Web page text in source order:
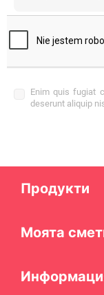
Enim quis fugiat
deserunt aliquip
Продукти
Моята